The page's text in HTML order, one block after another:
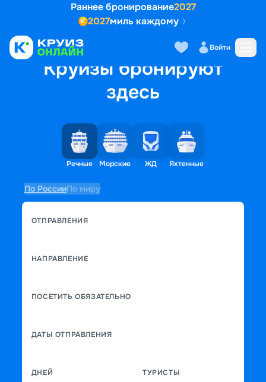
Раннее бронирование2027
2027миль каждому
Войти
Круизы бронируют
здесь
Речные Морские ЖД Яхтенные
По РоссииПо миру
ОТПРАВЛЕНИЯ
НАПРАВЛЕНИЕ
ПОСЕТИТЬ ОБЯЗАТЕЛЬНО
ДАТЫ ОТПРАВЛЕНИЯ
ДНЕЙ ТУРИСТЫ